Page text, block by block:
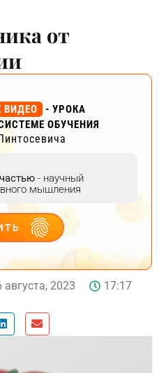
от
ВИДЕО
- УРОКА
ОБУЧЕНИЯ
- научный
мышления
августа, 2023
17:17